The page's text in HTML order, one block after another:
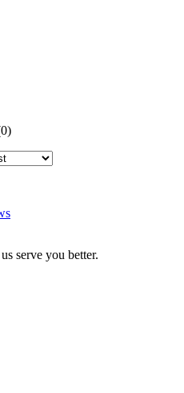
serve you better.